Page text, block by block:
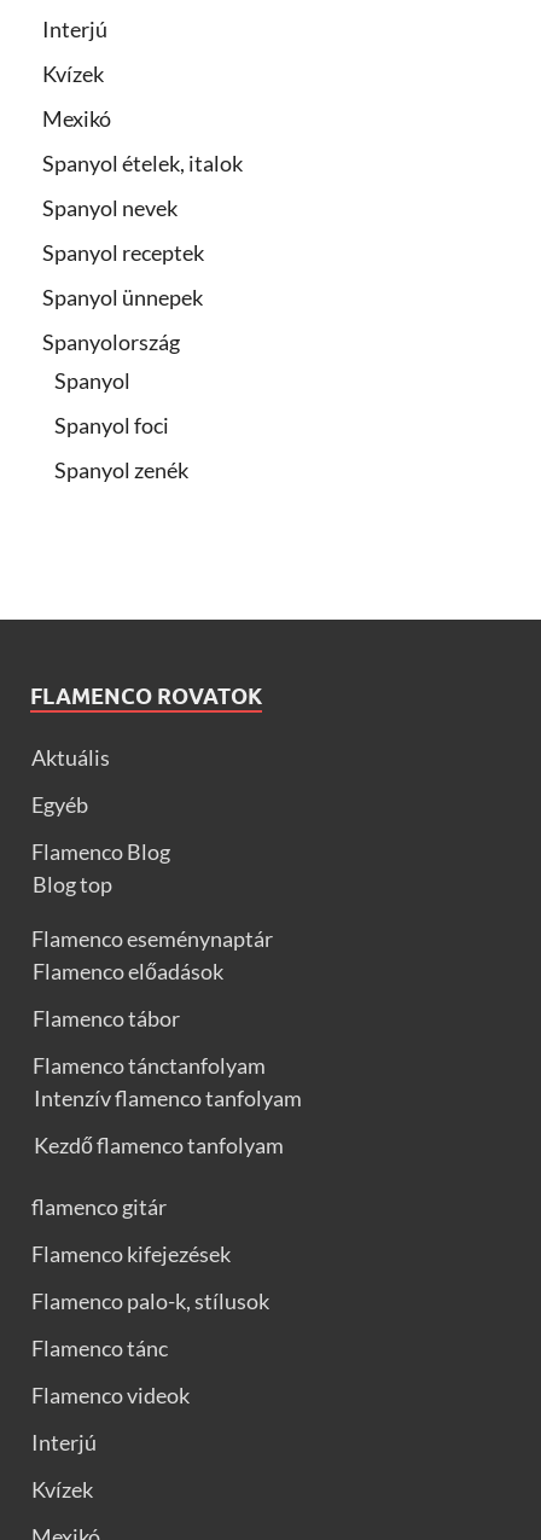
Interjú
Kvízek
Mexikó
Spanyol ételek, italok
Spanyol nevek
Spanyol receptek
Spanyol ünnepek
Spanyolország
Spanyol
Spanyol foci
Spanyol zenék
FLAMENCO ROVATOK
Aktuális
Egyéb
Flamenco Blog
Blog top
Flamenco eseménynaptár
Flamenco előadások
Flamenco tábor
Flamenco tánctanfolyam
Intenzív flamenco tanfolyam
Kezdő flamenco tanfolyam
flamenco gitár
Flamenco kifejezések
Flamenco palo-k, stílusok
Flamenco tánc
Flamenco videok
Interjú
Kvízek